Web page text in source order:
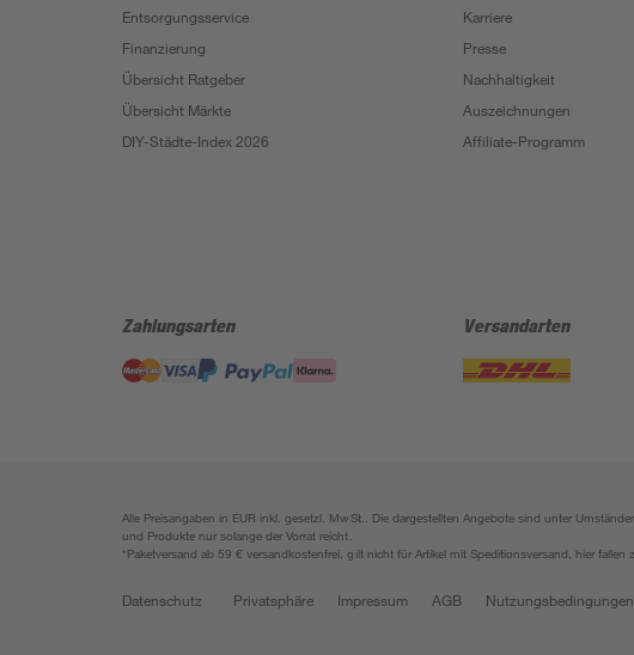
Entsorgungsservice
Finanzierung
Übersicht Ratgeber
Übersicht Märkte
DIY-Städte-Index 2026
Karriere
Presse
Nachhaltigkeit
Auszeichnungen
Affiliate-Programm
Zahlungsarten Versandarten
Alle Preisangaben in EUR inkl. gesetzl. MwSt.. Die dargestellten Angebote sind unter
und Produkte nur solange der Vorrat reicht.
*Paketversand ab 59 € versandkostenfrei, gilt nicht für Artikel mit Speditionsversand, hier fallen
Datenschutz Privatsphäre Impressum AGB Nutzungsbedingungen